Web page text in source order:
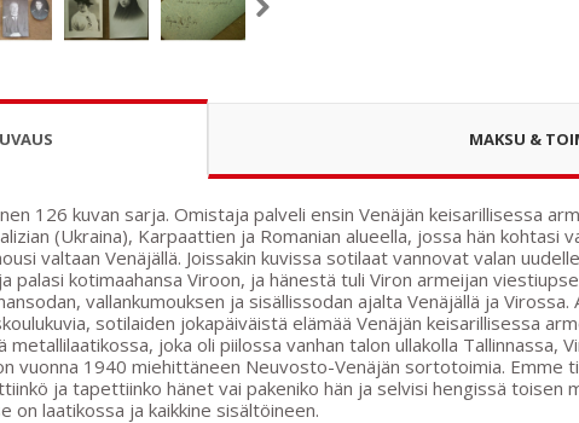
MAKSU &
126 kuvan sarja. Omistaja palveli ensin Venäjän keisarillisessa
(Ukraina), Karpaattien ja Romanian alueella, jossa hän kohtasi
valtaan Venäjällä. Joissakin kuvissa sotilaat vannovat valan
palasi kotimaahansa Viroon, ja hänestä tuli Viron armeijan
vallankumouksen ja sisällissodan ajalta Venäjällä ja
sotilaiden jokapäiväistä elämää Venäjän keisarillisessa
metallilaatikossa, joka oli piilossa vanhan talon ullakolla Tallinnassa,
vuonna 1940 miehittäneen Neuvosto-Venäjän sortotoimia. Emme
ja tapettiinko hänet vai pakeniko hän ja selvisi hengissä toisen
on laatikossa ja kaikkine sisältöineen.